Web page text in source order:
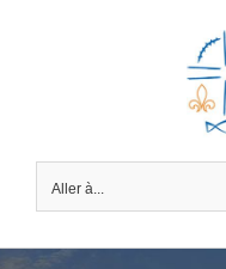
Aller à...